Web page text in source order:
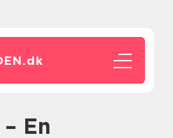
dk